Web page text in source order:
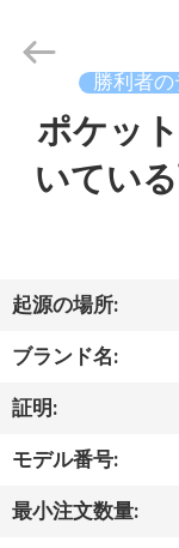
ダ
ク
ト
私
supplier.
Copyright
ELECTRONICS
CO.,LTD.
勝利者
ポケッ
いてい
起源の場所:
ブランド名:
証明:
モデル番号:
最小注文数量: